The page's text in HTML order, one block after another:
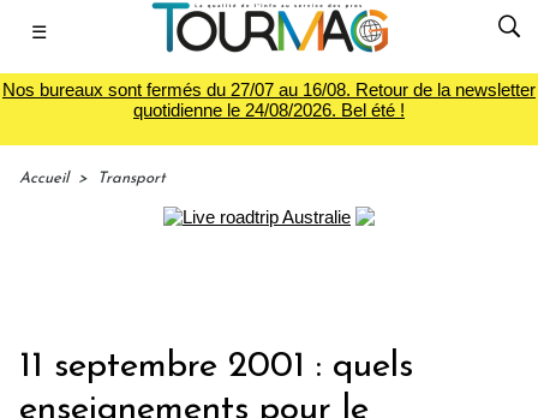
☰
Nos bureaux sont fermés du 27/07 au 16/08. Retour de la newsletter
quotidienne le 24/08/2026. Bel été !
Accueil > Transport
11 septembre 2001 : quels
enseignements pour le